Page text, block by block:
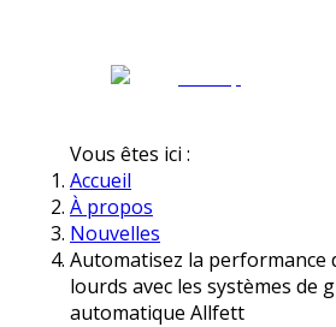
Vous êtes ici :
Accueil
À propos
Nouvelles
Automatisez la performance
lourds avec les systèmes de
automatique Allfett